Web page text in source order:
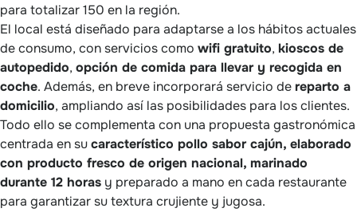
para totalizar 150 en la región.
El local está diseñado para adaptarse a los hábitos actuales
de consumo, con servicios como wifi gratuito, kioscos de
autopedido, opción de comida para llevar y recogida en
coche. Además, en breve incorporará servicio dereparto a
domicilio, ampliando así las posibilidades para los clientes.
Todo ello se complementa con una propuesta gastronómica
centrada en sucaracterístico pollo sabor cajún, elaborado
con producto fresco de origen nacional, marinado
durante 12 horas y preparado a mano en cada restaurante
para garantizar su textura crujiente y jugosa.